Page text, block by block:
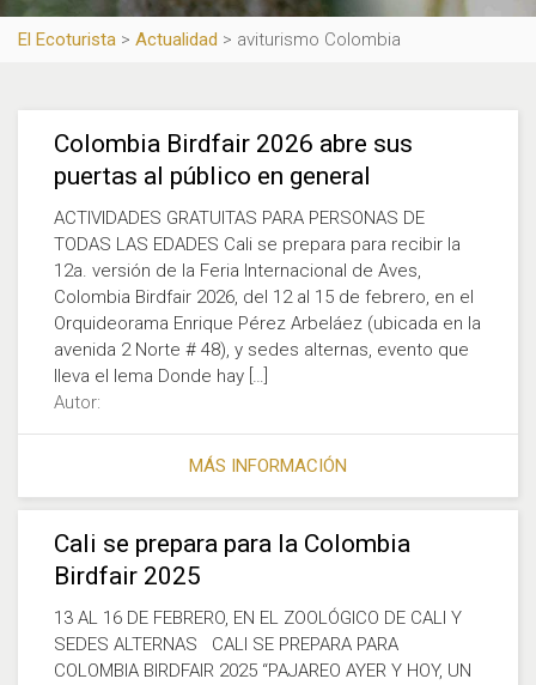
El Ecoturista > Actualidad > aviturismo Colombia
Colombia Birdfair 2026 abre sus
puertas al público en general
ACTIVIDADES GRATUITAS PARA PERSONAS DE
TODAS LAS EDADES Cali se prepara para recibir la
12a. versión de la Feria Internacional de Aves,
Colombia Birdfair 2026, del 12 al 15 de febrero, en el
Orquideorama Enrique Pérez Arbeláez (ubicada en la
avenida 2 Norte # 48), y sedes alternas, evento que
lleva el lema Donde hay […]
Autor:
MÁS INFORMACIÓN
Cali se prepara para la Colombia
Birdfair 2025
13 AL 16 DE FEBRERO, EN EL ZOOLÓGICO DE CALI Y
SEDES ALTERNAS CALI SE PREPARA PARA
COLOMBIA BIRDFAIR 2025 “PAJAREO AYER Y HOY, UN